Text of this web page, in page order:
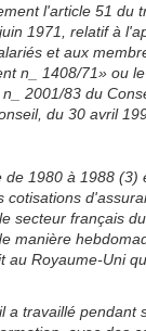
l'article 51 du
1971, relatif à
et aux
n_ 1408/71» ou
2001/83 du
du 30 avril
1980 à 1988 (3)
secteur français
manière
Royaume-Uni
travaillé pendant